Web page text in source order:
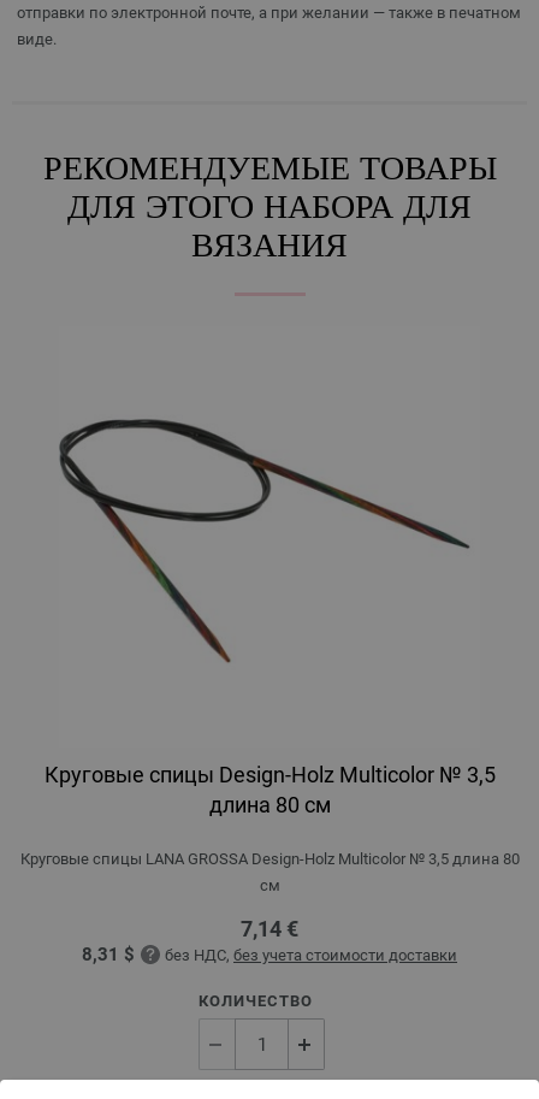
отправки по электронной почте, а при желании — также в печатном
виде.
РЕКОМЕНДУЕМЫЕ ТОВАРЫ
ДЛЯ ЭТОГО НАБОРА ДЛЯ
ВЯЗАНИЯ
Круговые спицы Design-Holz Multicolor № 3,5
длина 80 см
Круговые спицы LANA GROSSA Design-Holz Multicolor № 3,5 длина 80
см
7,14 €
8,31 $ без НДС, без учета стоимости доставки
КОЛИЧЕСТВО